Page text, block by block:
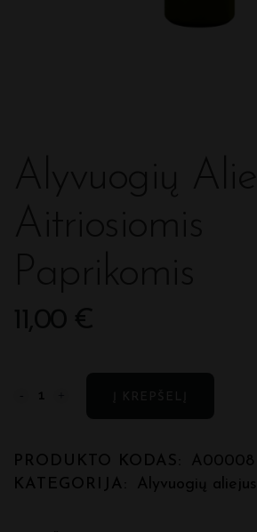
Alyvuogių
su
aitriosiomis
PRODUKTO KODAS:
A00008
KATEGORIJA:
Alyvuogių aliejus